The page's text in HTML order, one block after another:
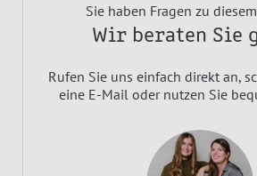
Sie haben Fragen zu
Wir beraten Sie
Rufen Sie uns einfach direkt an,
eine E-Mail oder nutzen Sie